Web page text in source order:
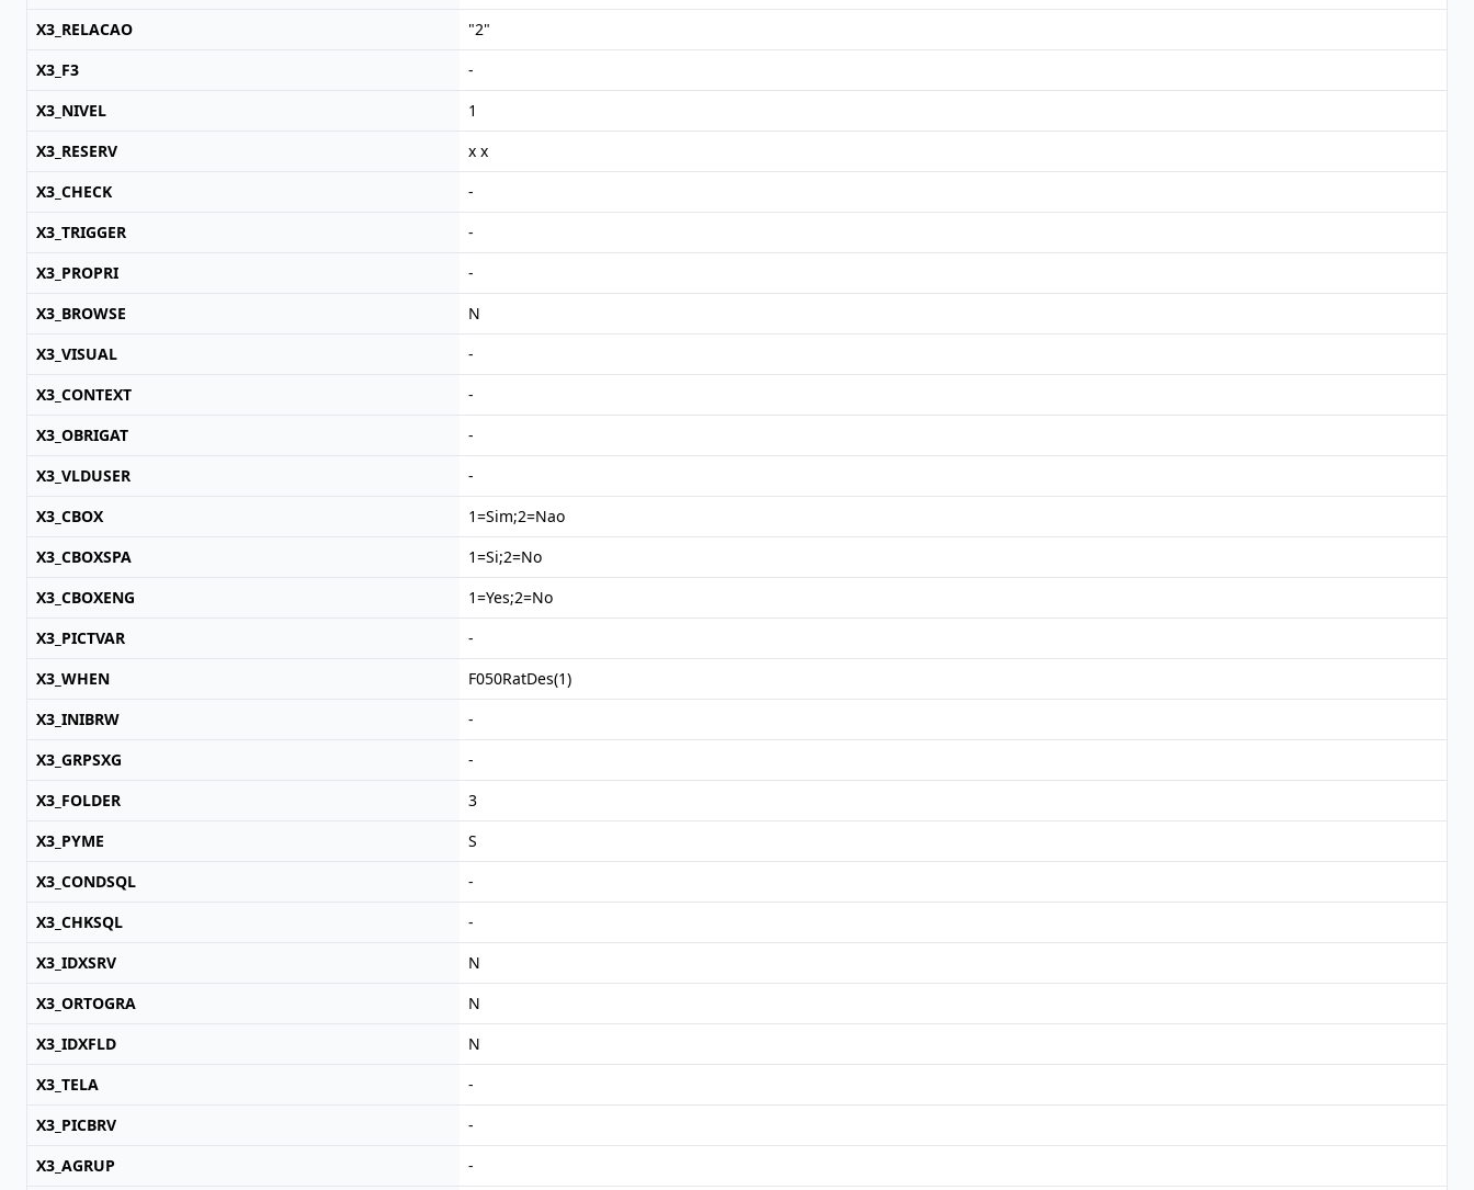
X3_RELACAO
"2"
X3_F3
-
X3_NIVEL
1
X3_RESERV
x x
X3_CHECK
-
X3_TRIGGER
-
X3_PROPRI
-
X3_BROWSE
N
X3_VISUAL
-
X3_CONTEXT
-
X3_OBRIGAT
-
X3_VLDUSER
-
X3_CBOX
1=Sim;2=Nao
X3_CBOXSPA
1=Si;2=No
X3_CBOXENG
1=Yes;2=No
X3_PICTVAR
-
X3_WHEN
F050RatDes(1)
X3_INIBRW
-
X3_GRPSXG
-
X3_FOLDER
3
X3_PYME
S
X3_CONDSQL
-
X3_CHKSQL
-
X3_IDXSRV
N
X3_ORTOGRA
N
X3_IDXFLD
N
X3_TELA
-
X3_PICBRV
-
X3_AGRUP
-